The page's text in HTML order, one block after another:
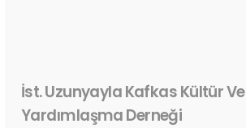
İst. Uzunyayla Kafkas Kültür Ve
Yardımlaşma Derneği